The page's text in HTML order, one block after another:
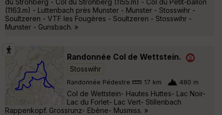
du Strohberg - Col du Strohberg (1155.m) - Col du Petit-ballon
(1163.m) - Luttenbach près Munster - Munster - Stosswihr -
Soultzeren - VTF les Fougères - Soultzeren - Stosswihr -
Munster - Gunsbach. »
Randonnée Col de Wettstein.
Stosswihr
Randonnée Pédestre 17 km 480 m
Col de Wettstein- Hautes Huttes- Lac Noir-
Lac du Forlet- Lac Vert- Stillenbach
Rappenkopf. Grossrunz- Ebène- Musmiss. »